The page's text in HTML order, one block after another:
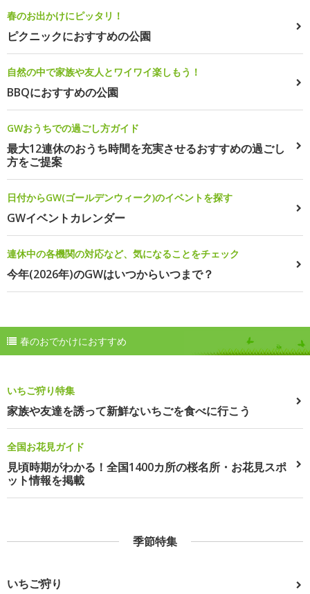
春のお出かけにピッタリ！
ピクニックにおすすめの公園
自然の中で家族や友人とワイワイ楽しもう！
BBQにおすすめの公園
GWおうちでの過ごし方ガイド
最大12連休のおうち時間を充実させるおすすめの過ごし
方をご提案
日付からGW(ゴールデンウィーク)のイベントを探す
GWイベントカレンダー
連休中の各機関の対応など、気になることをチェック
今年(2026年)のGWはいつからいつまで？
春のおでかけにおすすめ
いちご狩り特集
家族や友達を誘って新鮮ないちごを食べに行こう
全国お花見ガイド
見頃時期がわかる！全国1400カ所の桜名所・お花見スポ
ット情報を掲載
季節特集
いちご狩り